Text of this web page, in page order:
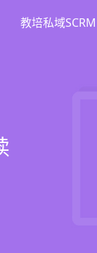
教培私域SCRM